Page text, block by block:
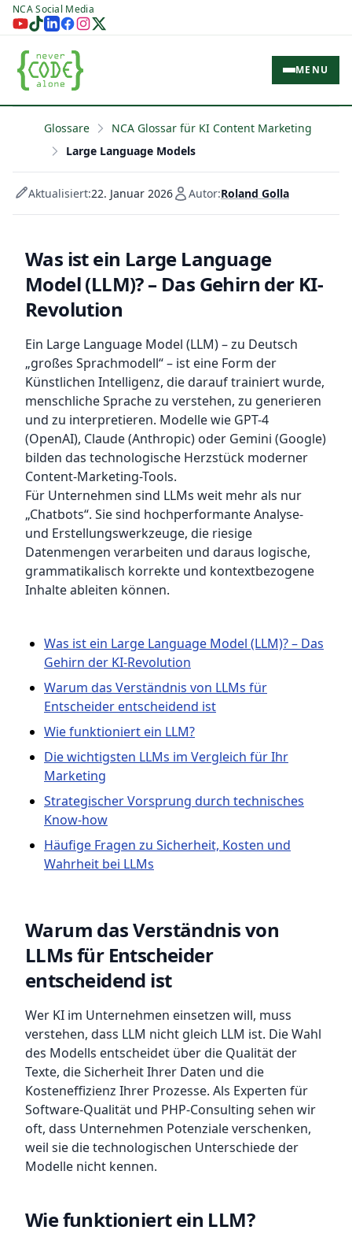
NCA Social Media
MENU
Glossare
NCA Glossar für KI Content Marketing
Large Language Models
Aktualisiert:22. Januar 2026 Autor:Roland Golla
Was ist ein Large Language
Model (LLM)? – Das Gehirn der KI-
Revolution
Ein Large Language Model (LLM) – zu Deutsch
„großes Sprachmodell“ – ist eine Form der
Künstlichen Intelligenz, die darauf trainiert wurde,
menschliche Sprache zu verstehen, zu generieren
und zu interpretieren. Modelle wie GPT-4
(OpenAI), Claude (Anthropic) oder Gemini (Google)
bilden das technologische Herzstück moderner
Content-Marketing-Tools.
Für Unternehmen sind LLMs weit mehr als nur
„Chatbots“. Sie sind hochperformante Analyse-
und Erstellungswerkzeuge, die riesige
Datenmengen verarbeiten und daraus logische,
grammatikalisch korrekte und kontextbezogene
Inhalte ableiten können.
Was ist ein Large Language Model (LLM)? – Das
Gehirn der KI-Revolution
Warum das Verständnis von LLMs für
Entscheider entscheidend ist
Wie funktioniert ein LLM?
Die wichtigsten LLMs im Vergleich für Ihr
Marketing
Strategischer Vorsprung durch technisches
Know-how
Häufige Fragen zu Sicherheit, Kosten und
Wahrheit bei LLMs
Warum das Verständnis von
LLMs für Entscheider
entscheidend ist
Wer KI im Unternehmen einsetzen will, muss
verstehen, dass LLM nicht gleich LLM ist. Die Wahl
des Modells entscheidet über die Qualität der
Texte, die Sicherheit Ihrer Daten und die
Kosteneffizienz Ihrer Prozesse. Als Experten für
Software-Qualität und PHP-Consulting sehen wir
oft, dass Unternehmen Potenziale verschenken,
weil sie die technologischen Unterschiede der
Modelle nicht kennen.
Wie funktioniert ein LLM?